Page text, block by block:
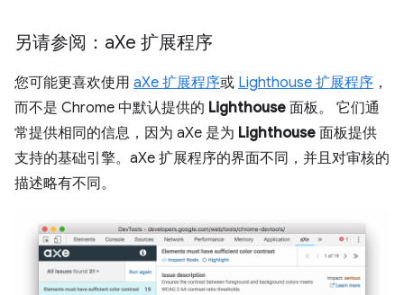
另请参阅：aXe 扩展程序
您可能更喜欢使用 aXe 扩展程序或 Lighthouse 扩展程序 ，
而不是 Chrome 中默认提供的 Lighthouse 面板。 它们通
常提供相同的信息，因为 aXe 是为 Lighthouse 面板提供
支持的基础引擎。aXe 扩展程序的界面不同，并且对审核的
描述略有不同。